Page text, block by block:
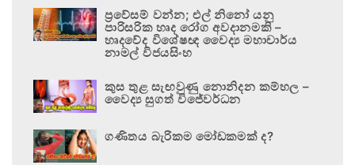
ප්‍රවේසම් වන්න; එල් නිනෝ යනු
පාරිසරික හෘද රෝග අවදානමකි –
හෘදවේද විශේෂඥ වෛද්‍ය මහාචාර්ය
නාමල් විජයසිංහ
කුස තුළ සැඟවුණු නොනිදන කම්හල –
වෛද්‍ය සුගත් විජේවර්ධන
ගණිතය බැරිකම මෝඩකමක් ද?